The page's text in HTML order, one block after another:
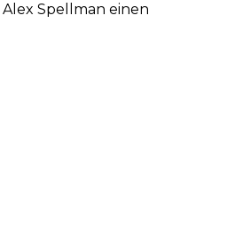
Spellman einen